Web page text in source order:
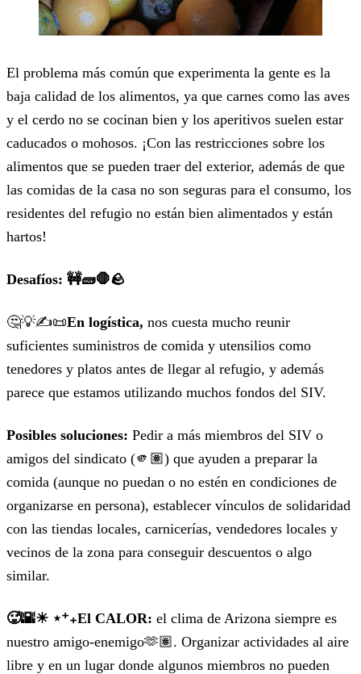
El problema más común que experimenta la gente es la
baja calidad de los alimentos, ya que carnes como las aves
y el cerdo no se cocinan bien y los aperitivos suelen estar
caducados o mohosos. ¡Con las restricciones sobre los
alimentos que se pueden traer del exterior, además de que
las comidas de la casa no son seguras para el consumo, los
residentes del refugio no están bien alimentados y están
hartos!
Desafíos: 🚧🧱🛑🪨
🤔💡✍️📜En logística, nos cuesta mucho reunir
suficientes suministros de comida y utensilios como
tenedores y platos antes de llegar al refugio, y además
parece que estamos utilizando muchos fondos del SIV.
Posibles soluciones: Pedir a más miembros del SIV o
amigos del sindicato (🫵🏽) que ayuden a preparar la
comida (aunque no puedan o no estén en condiciones de
organizarse en persona), establecer vínculos de solidaridad
con las tiendas locales, carnicerías, vendedores locales y
vecinos de la zona para conseguir descuentos o algo
similar.
🥵🌇☀︎ ⋆⁺₊El CALOR: el clima de Arizona siempre es
nuestro amigo-enemigo🫶🏽. Organizar actividades al aire
libre y en un lugar donde algunos miembros no pueden